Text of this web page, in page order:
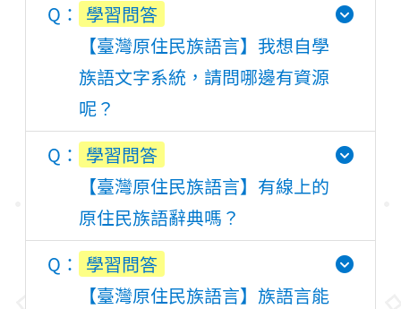
學習問答
【臺灣原住民族語言】我想自學
族語文字系統，請問哪邊有資源
呢？
學習問答
【臺灣原住民族語言】有線上的
原住民族語辭典嗎？
學習問答
【臺灣原住民族語言】族語言能